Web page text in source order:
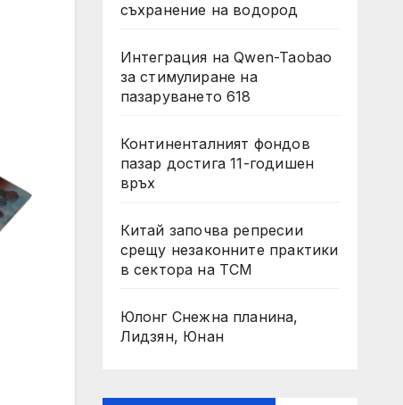
съхранение на водород
Интеграция на Qwen-Taobao
за стимулиране на
пазаруването 618
Континенталният фондов
пазар достига 11-годишен
връх
Китай започва репресии
срещу незаконните практики
в сектора на TCM
Юлонг Снежна планина,
Лидзян, Юнан